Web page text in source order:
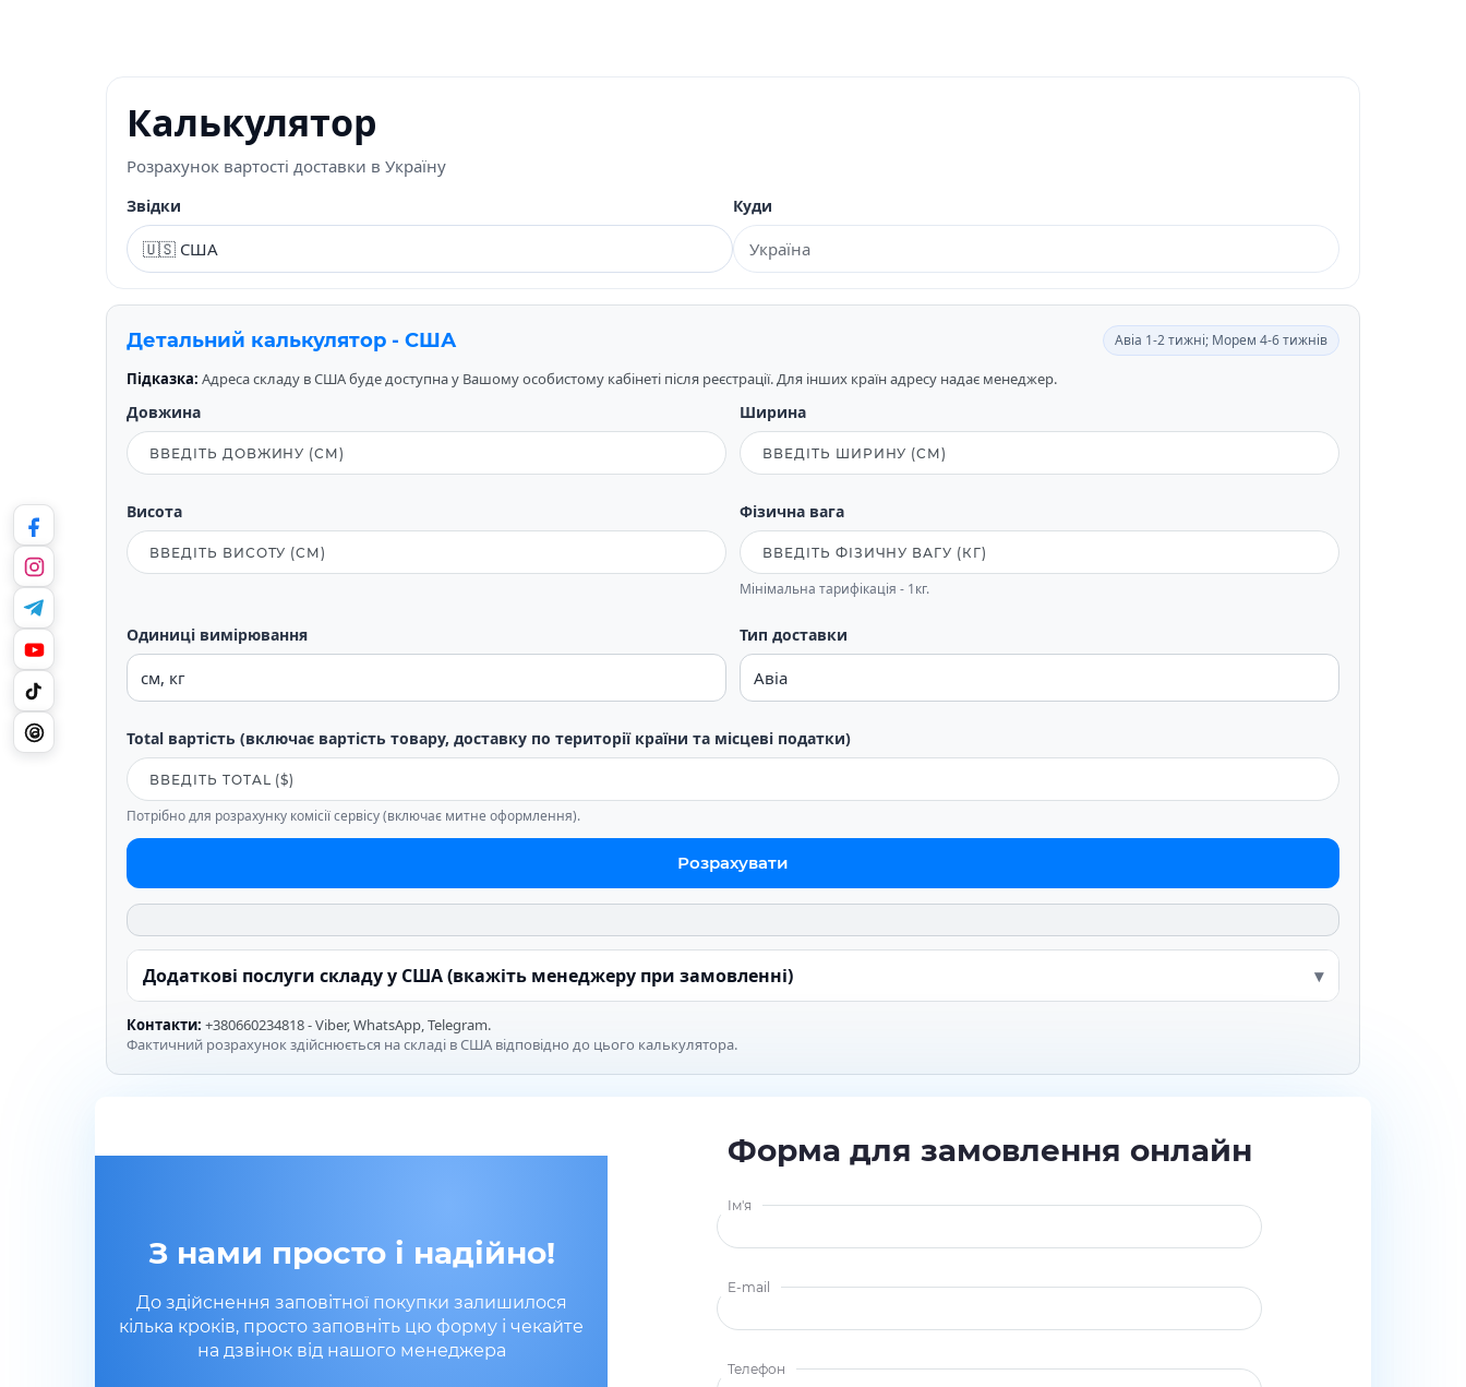
Калькулятор
Розрахунок вартості доставки в Україну
Звідки Куди
Детальний калькулятор - США Авіа 1-2 тижні; Морем 4-6 тижнів
Підказка: Адреса складу в США буде доступна у Вашому особистому кабінеті після реєстрації. Для інших країн адресу надає менеджер.
Довжина Ширина
Висота Фізична вага
Мінімальна тарифікація - 1кг.
Одиниці вимірювання Тип доставки
Total вартість (включає вартість товару, доставку по території країни та місцеві податки)
Потрібно для розрахунку комісії сервісу (включає митне оформлення).
Розрахувати
Додаткові послуги складу у США (вкажіть менеджеру при замовленні)
Контакти: +380660234818 - Viber, WhatsApp, Telegram.
Фактичний розрахунок здійснюється на складі в США відповідно до цього калькулятора.
З нами просто і надійно!
До здійснення заповітної покупки залишилося
кілька кроків, просто заповніть цю форму і чекайте
на дзвінок від нашого менеджера
Форма для замовлення онлайн
Ім'я
E-mail
Телефон